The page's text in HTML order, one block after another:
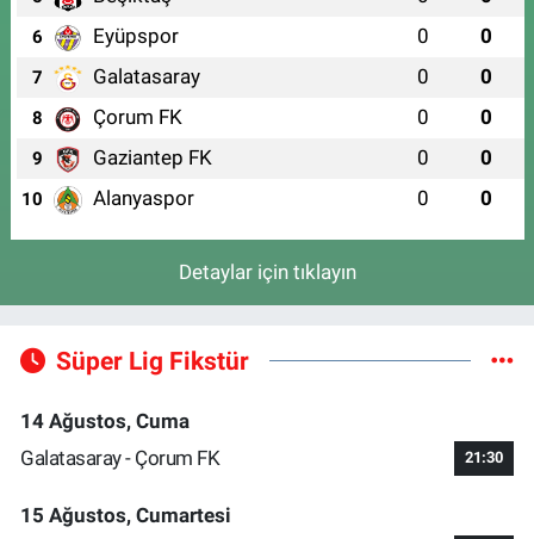
6 Eyüpspor 0 0
7 Galatasaray 0 0
8 Çorum FK 0 0
9 Gaziantep FK 0 0
10 Alanyaspor 0 0
Detaylar için tıklayın
Süper Lig Fikstür
14 Ağustos, Cuma
Galatasaray - Çorum FK
21:30
15 Ağustos, Cumartesi